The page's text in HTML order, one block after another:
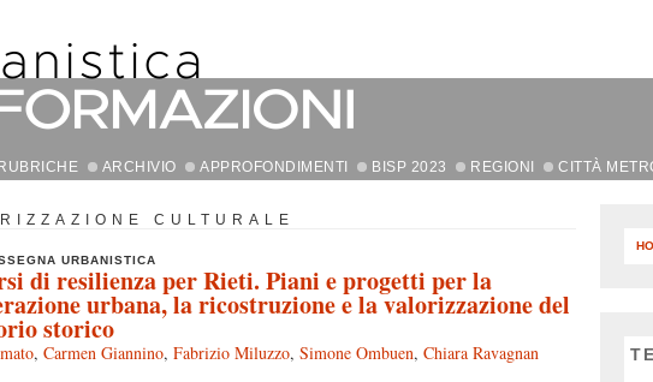
RUBRICHE ARCHIVIO APPROFONDIMENTI BISP 2023 REGIONI CITTÀ
CULTURALE
URBANISTICA
di resilienza per Rieti. Piani e progetti per la
urbana, la ricostruzione e la valorizzazione del
storico
, Carmen Giannino, Fabrizio Miluzzo, Simone Ombuen, Chiara Ravagnan